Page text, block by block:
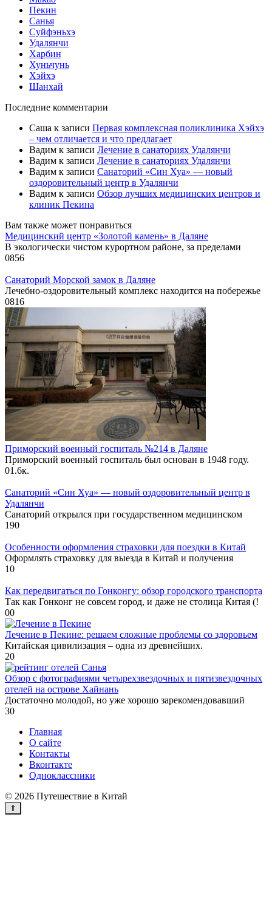
Пекин
Санья
Суйфэньхэ
Удалянчи
Харбин
Хуньчунь
Хэйхэ
Шанхай
Последние комментарии
Саша к записи Первая комплексная поликлиника Хэйхэ
– чем отличается и что предлагает
Вадим к записи Лечение в санаториях Удалянчи
Вадим к записи Лечение в санаториях Удалянчи
Вадим к записи Санаторий «Син Хуа» — новый
оздоровительный центр в Удалянчи
Вадим к записи Обзор лучших медицинских центров и
клиник Пекина
Вам также может понравиться
Медицинский центр «Золотой камень» в Даляне
В экологически чистом курортном районе, за пределами
0856
Санаторий Морской замок в Даляне
Лечебно-оздоровительный комплекс находится на побережье
0816
Приморский военный госпиталь №214 в Даляне
Приморский военный госпиталь был основан в 1948 году.
01.6к.
Санаторий «Син Хуа» — новый оздоровительный центр в
Удалянчи
Санаторий открылся при государственном медицинском
190
Особенности оформления страховки для поездки в Китай
Оформлять страховку для выезда в Китай и получения
10
Как передвигаться по Гонконгу: обзор городского транспорта
Так как Гонконг не совсем город, и даже не столица Китая (!
00
Лечение в Пекине: решаем сложные проблемы со здоровьем
Китайская цивилизация – одна из древнейших.
20
Обзор с фотографиями четырехзвездочных и пятизвездочных
отелей на острове Хайнань
Достаточно молодой, но уже хорошо зарекомендовавший
30
Главная
О сайте
Контакты
Вконтакте
Одноклассники
© 2026 Путешествие в Китай